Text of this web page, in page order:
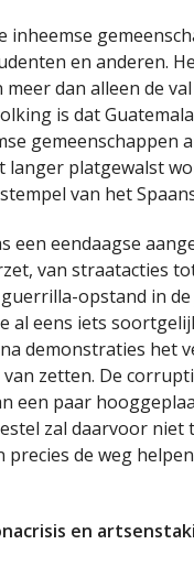
inheemse
en anderen.
meer dan alleen de
is dat
gemeenschappen
langer platgewalst
van het
een eendaagse
van straatacties
opstand in
al eens iets
demonstraties het
zetten. De
een paar
zal daarvoor niet
precies de weg
en